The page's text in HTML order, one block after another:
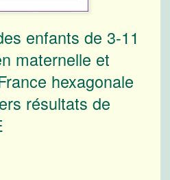
enfants de 3-11
maternelle et
hexagonale
résultats de